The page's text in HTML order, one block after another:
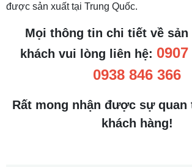
được sản xuất tại Trung Quốc.
Mọi thông tin chi tiết về sản
khách vui lòng liên hệ:
0938 846 366
Rất mong nhận được sự quan
khách hàng!